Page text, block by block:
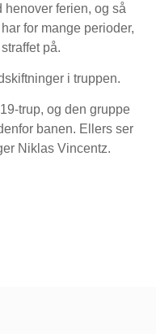
ferien, og så
for mange perioder,
på.
i truppen.
trup, og den gruppe
banen. Ellers ser
Niklas Vincentz.